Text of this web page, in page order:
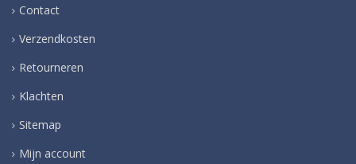
Contact
Verzendkosten
Retourneren
Klachten
Sitemap
Mijn account